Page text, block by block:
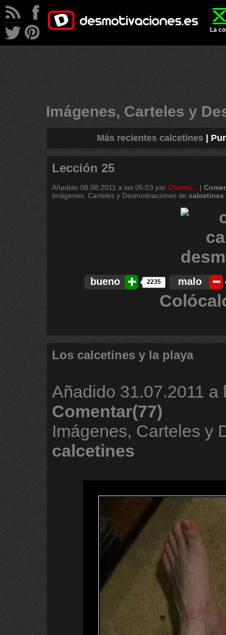
La
Imágenes, Carteles y
Más recientes calcetines
Lección 25
Añadido 08.08.2011 a las 05:03 por Chema... |
Imágenes, Carteles y Desmotivaciones de calcetines
bueno 2235 malo
Los calcetines y la playa
Añadido 31.07.2011 a
Comentar(77)
Imágenes, Carteles y
calcetines